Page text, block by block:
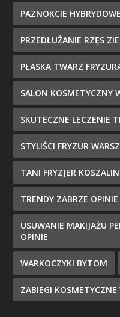
PAZNOKCIE
PRZEDŁUŻANIE RZĘS
PŁASKA TWARZ
SALON KOSMETYCZNY
SKUTECZNE LECZENIE
STYLIŚCI FRYZUR
TANI FRYZJER KOSZALIN
TRENDY ZABRZE OPINIE
USUWANIE MAKIJAŻU
OPINIE
WARKOCZYKI BYTOM
ZABIEGI KOSMETYCZNE